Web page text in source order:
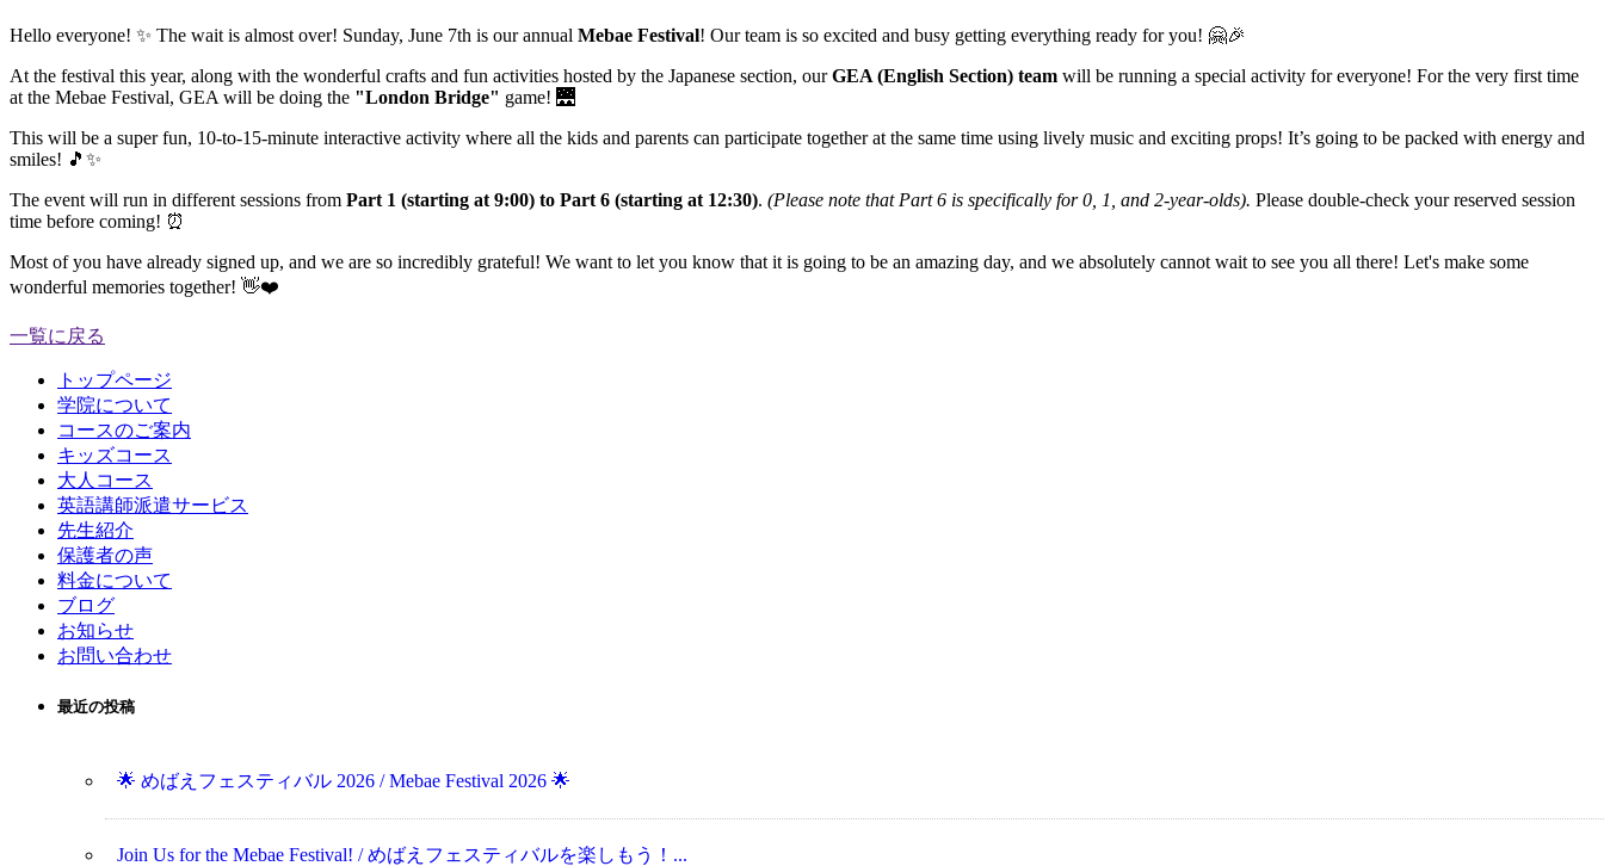
Hello everyone! ✨ The wait is almost over! Sunday, June 7th is our annual Mebae Festival! Our team is so excited and busy getting everything ready for you! 🤗🎉
At the festival this year, along with the wonderful crafts and fun activities hosted by the Japanese section, ourGEA (English Section) team will be running a special activity for everyone! For the very first time
at the Mebae Festival, GEA will be doing the "London Bridge" game! 🌉
This will be a super fun, 10-to-15-minute interactive activity where all the kids and parents can participate together at the same time using lively music and exciting props! It’s going to be packed with energy and
smiles! 🎵✨
The event will run in different sessions from Part 1 (starting at 9:00) to Part 6 (starting at 12:30). (Please note that Part 6 is specifically for 0, 1, and 2-year-olds). Please double-check your reserved session
time before coming! ⏰
Most of you have already signed up, and we are so incredibly grateful! We want to let you know that it is going to be an amazing day, and we absolutely cannot wait to see you all there! Let's make some
wonderful memories together! 👋❤️
一覧に戻る
トップページ
学院について
コースのご案内
キッズコース
大人コース
英語講師派遣サービス
先生紹介
保護者の声
料金について
ブログ
お知らせ
お問い合わせ
最近の投稿
🌟 めばえフェスティバル 2026 / Mebae Festival 2026 🌟
Join Us for the Mebae Festival! / めばえフェスティバルを楽しもう！...